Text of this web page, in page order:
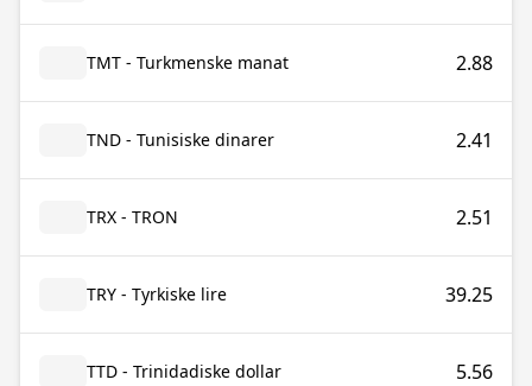
TMT - Turkmenske manat 2.88
TND - Tunisiske dinarer 2.41
TRX - TRON 2.51
TRY - Tyrkiske lire 39.25
TTD - Trinidadiske dollar 5.56